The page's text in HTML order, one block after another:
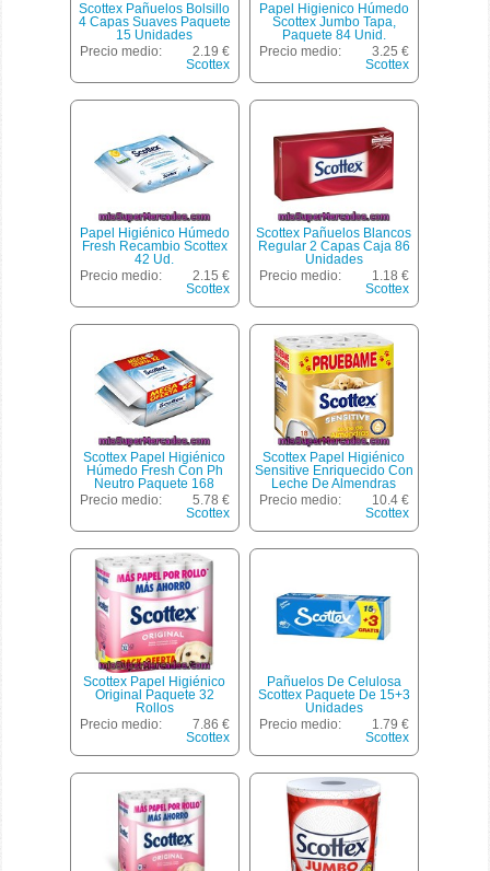
Scottex Pañuelos Bolsillo
4 Capas Suaves Paquete
15 Unidades
Precio medio:
2.19 €
Scottex
Papel Higienico Húmedo
Scottex Jumbo Tapa,
Paquete 84 Unid.
Precio medio:
3.25 €
Scottex
Papel Higiénico Húmedo
Fresh Recambio Scottex
42 Ud.
Precio medio:
2.15 €
Scottex
Scottex Pañuelos Blancos
Regular 2 Capas Caja 86
Unidades
Precio medio:
1.18 €
Scottex
Scottex Papel Higiénico
Húmedo Fresh Con Ph
Neutro Paquete 168
Unidades
Precio medio:
5.78 €
Scottex
Scottex Papel Higiénico
Sensitive Enriquecido Con
Leche De Almendras
Paquete 18 Rollos
Precio medio:
10.4 €
Scottex
Scottex Papel Higiénico
Original Paquete 32
Rollos
Precio medio:
7.86 €
Scottex
Pañuelos De Celulosa
Scottex Paquete De 15+3
Unidades
Precio medio:
1.79 €
Scottex